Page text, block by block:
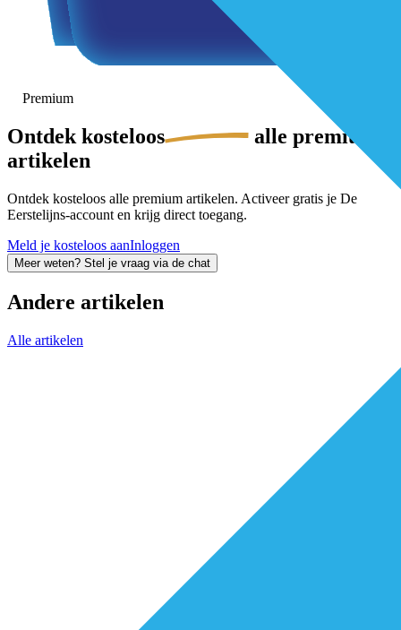
Premium
Ontdek kosteloos
alle premium-
artikelen
Ontdek kosteloos alle premium artikelen. Activeer gratis je De
Eerstelijns-account en krijg direct toegang.
Meld je kosteloos aanInloggen
Meer weten? Stel je vraag via de chat
Andere artikelen
Alle artikelen